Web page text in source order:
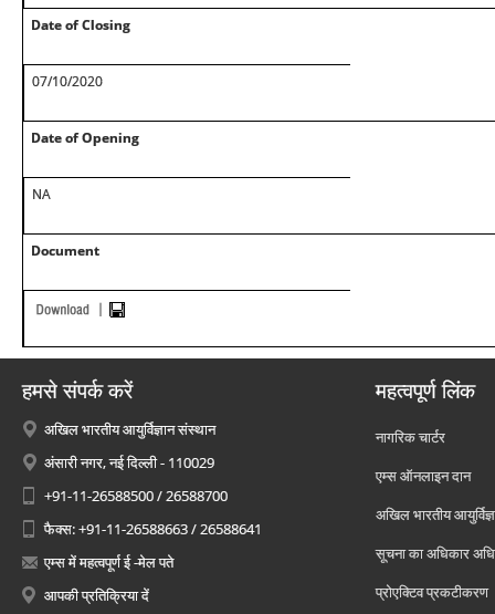
Date of Closing
07/10/2020
Date of Opening
NA
Document
हमसे संपर्क करें
अखिल भारतीय आयुर्विज्ञान संस्थान
अंसारी नगर, नई दिल्ली - 110029
+91-11-26588500 / 26588700
फैक्स: +91-11-26588663 / 26588641
एम्स में महत्वपूर्ण ई -मेल पते
आपकी प्रतिक्रिया दें
महत्वपूर्ण लिंक
नागरिक चार्टर
एम्स ऑनलाइन दान
अखिल भारतीय
सूचना का अधिकार
प्रोएक्टिव प्रकटीकरण